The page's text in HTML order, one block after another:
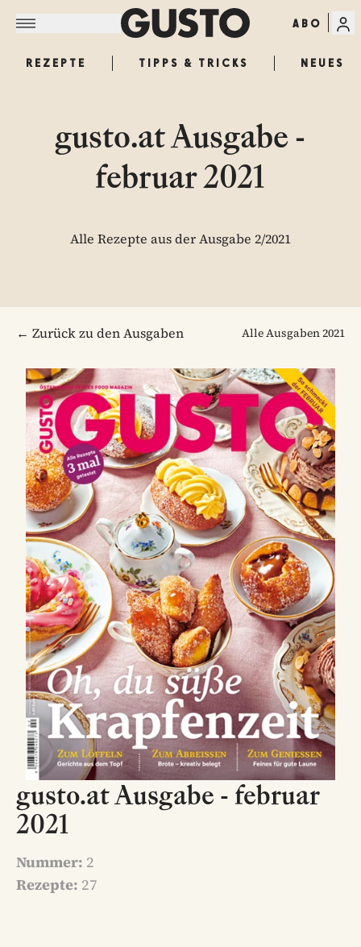
ABO
REZEPTE TIPPS & TRICKS NEUES
gusto.at Ausgabe -
februar 2021
Alle Rezepte aus der Ausgabe 2/2021
← Zurück zu den Ausgaben Alle Ausgaben2021
gusto.at Ausgabe - februar
2021
Nummer: 2
Rezepte: 27